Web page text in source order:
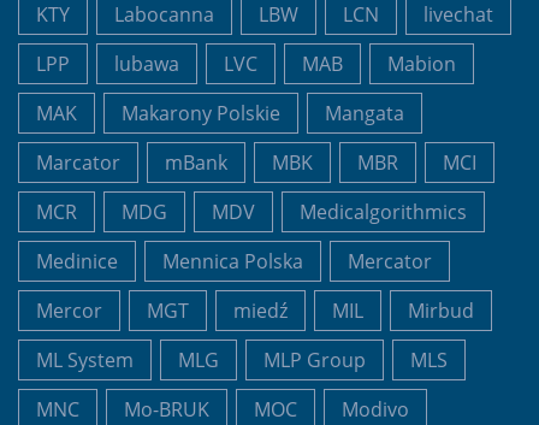
KTY
Labocanna LBW LCN
livechat
LPP
lubawa LVC MAB
Mabion
MAK
Makarony Polskie
Mangata
Marcator
mBank MBK MBR
MCI
MCR
MDG MDV
Medicalgorithmics
Medinice
Mennica Polska
Mercator
Mercor
MGT miedź MIL
Mirbud
ML System
MLG MLP Group
MLS
MNC
Mo-BRUK MOC
Modivo